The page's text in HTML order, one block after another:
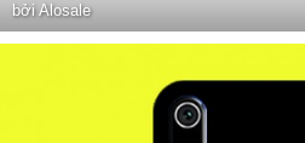
bởiAlosale